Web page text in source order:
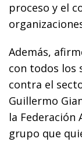
proceso y el
Además,
con todos los
contra el
Guillermo
la Federación
grupo que